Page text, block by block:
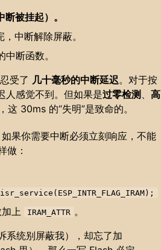
被挂起）。
中断解除屏蔽。
断函数。
受了 几十毫秒的中断延迟。对于按
人感觉不到。但如果是过零检测 、 高
，这 30ms 的“失明”是致命的。
如果你需要中断必须立刻响应，不能
做：
上 IRAM_ATTR 。
系统别屏蔽我），却忘了加